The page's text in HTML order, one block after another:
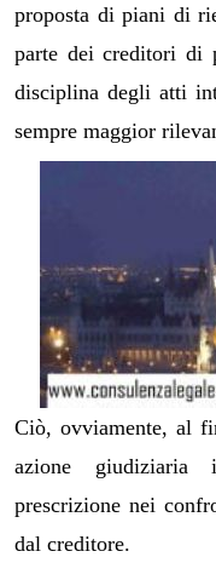
proposta di piani di
parte dei creditori di
disciplina degli atti
sempre maggior
Ciò, ovviamente, al
azione
prescrizione nei
dal creditore.